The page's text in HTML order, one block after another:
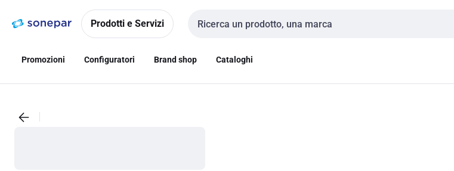
navigazionealla
Prodotti e Servizi
Cerca input
Promozioni Configuratori Brand shop Cataloghi